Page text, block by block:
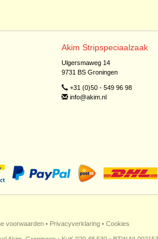
Akim Stripspeciaalzaak
Ulgersmaweg 14
9731 BS Groningen
+31 (0)50 - 549 96 98
info@akim.nl
voorwaarden • Privacyverklaring • Cookies